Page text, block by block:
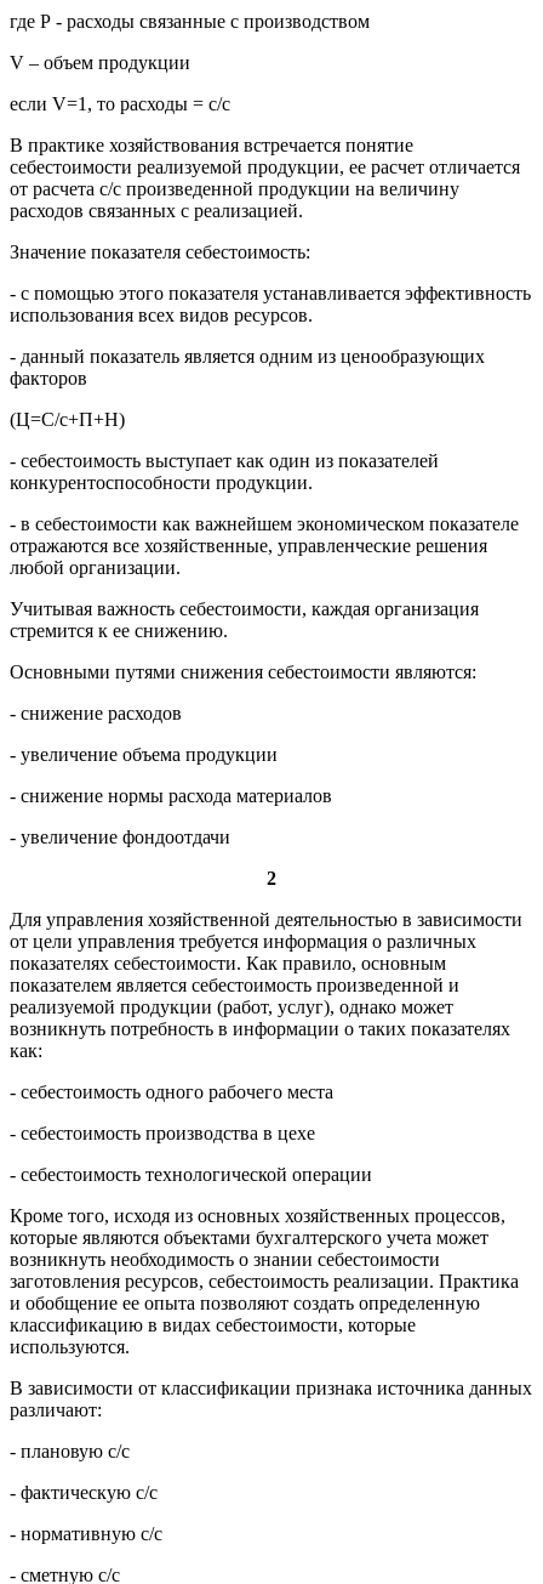
где Р - расходы связанные с производством
V – объем продукции
если V=1, то расходы = с/с
В практике хозяйствования встречается понятие
себестоимости реализуемой продукции, ее расчет отличается
от расчета с/с произведенной продукции на величину
расходов связанных с реализацией.
Значение показателя себестоимость:
- с помощью этого показателя устанавливается эффективность
использования всех видов ресурсов.
- данный показатель является одним из ценообразующих
факторов
(Ц=С/с+П+Н)
- себестоимость выступает как один из показателей
конкурентоспособности продукции.
- в себестоимости как важнейшем экономическом показателе
отражаются все хозяйственные, управленческие решения
любой организации.
Учитывая важность себестоимости, каждая организация
стремится к ее снижению.
Основными путями снижения себестоимости являются:
- снижение расходов
- увеличение объема продукции
- снижение нормы расхода материалов
- увеличение фондоотдачи
2
Для управления хозяйственной деятельностью в зависимости
от цели управления требуется информация о различных
показателях себестоимости. Как правило, основным
показателем является себестоимость произведенной и
реализуемой продукции (работ, услуг), однако может
возникнуть потребность в информации о таких показателях
как:
- себестоимость одного рабочего места
- себестоимость производства в цехе
- себестоимость технологической операции
Кроме того, исходя из основных хозяйственных процессов,
которые являются объектами бухгалтерского учета может
возникнуть необходимость о знании себестоимости
заготовления ресурсов, себестоимость реализации. Практика
и обобщение ее опыта позволяют создать определенную
классификацию в видах себестоимости, которые
используются.
В зависимости от классификации признака источника данных
различают:
- плановую с/с
- фактическую с/с
- нормативную с/с
- сметную с/с